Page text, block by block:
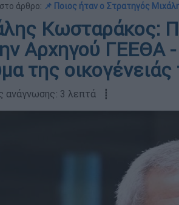
άρθρο: 📌 Ποιος ήταν ο Στρατηγός
Κωσταράκος:
Αρχηγού ΓΕΕΘΑ -
της οικογένειάς
ανάγνωσης: 3 λεπτά ┋